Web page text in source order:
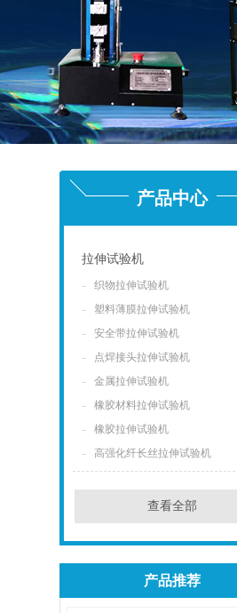
产品中心
拉伸试验机
织物拉伸试验机
塑料薄膜拉伸试验机
安全带拉伸试验机
点焊接头拉伸试验机
金属拉伸试验机
橡胶材料拉伸试验机
橡胶拉伸试验机
高强化纤长丝拉伸试验机
查看全部
产品推荐